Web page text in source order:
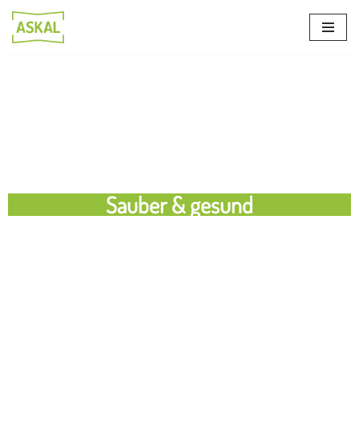
Zum
Sauber & gesund